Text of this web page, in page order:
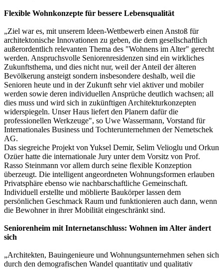
Flexible Wohnkonzepte für bessere Lebensqualität
„Ziel war es, mit unserem Ideen-Wettbewerb einen Anstoß für
architektonische Innovationen zu geben, die dem gesellschaftlich
außerordentlich relevanten Thema des "Wohnens im Alter" gerecht
werden. Anspruchsvolle Seniorenresidenzen sind ein wirkliches
Zukunftsthema, und dies nicht nur, weil der Anteil der älteren
Bevölkerung ansteigt sondern insbesondere deshalb, weil die
Senioren heute und in der Zukunft sehr viel aktiver und mobiler
werden sowie deren individuellen Ansprüche deutlich wachsen; all
dies muss und wird sich in zukünftigen Architekturkonzepten
widerspiegeln. Unser Haus liefert den Planern dafür die
professionellen Werkzeuge", so Uwe Wassermann, Vorstand für
Internationales Business und Tochterunternehmen der Nemetschek
AG.
Das siegreiche Projekt von Yuksel Demir, Selim Velioglu und Orkun
Ozüer hatte die internationale Jury unter dem Vorsitz von Prof.
Rasso Steinmann vor allem durch seine flexible Konzeption
überzeugt. Die intelligent angeordneten Wohnungsformen erlauben
Privatsphäre ebenso wie nachbarschaftliche Gemeinschaft.
Individuell erstellte und möblierte Baukörper lassen dem
persönlichen Geschmack Raum und funktionieren auch dann, wenn
die Bewohner in ihrer Mobilität eingeschränkt sind.
Seniorenheim mit Internetanschluss: Wohnen im Alter ändert
sich
„Architekten, Bauingenieure und Wohnungsunternehmen sehen sich
durch den demografischen Wandel quantitativ und qualitativ